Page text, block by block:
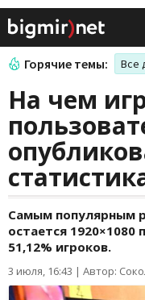
Горячие темы: Все
На чем
Самым популярным
остается
51,12% игроков.
3 июля, 16:43 | Автор: